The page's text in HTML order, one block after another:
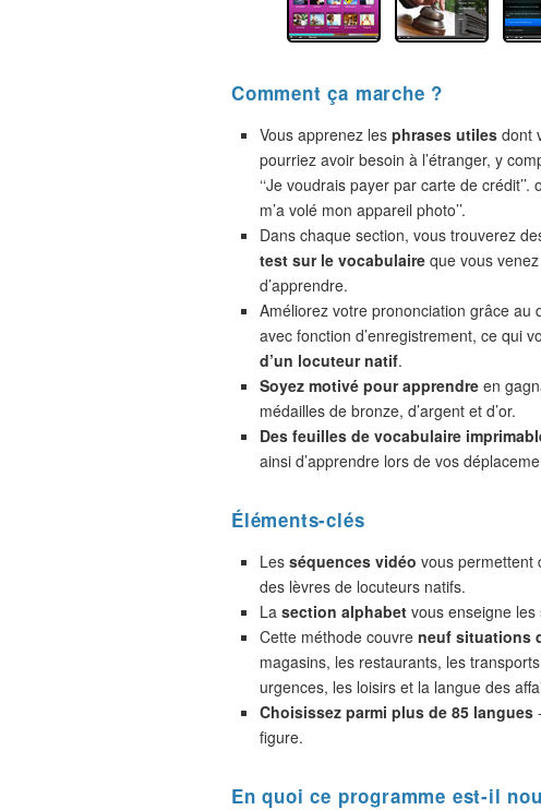
Comment ça marche ?
Vous apprenez les phrases utiles dont
pourriez avoir besoin à l’étranger, y
‘‘Je voudrais payer par carte de crédit’’.
m’a volé mon appareil photo’’.
Dans chaque section, vous trouverez
test sur le vocabulaire que vous venez
d’apprendre.
Améliorez votre prononciation grâce au
avec fonction d’enregistrement, ce qui
d’un locuteur natif.
Soyez motivé pour apprendre en
médailles de bronze, d’argent et d’or.
Des feuilles de vocabulaire
ainsi d’apprendre lors de vos
Éléments-clés
Les séquences vidéo vous permettent
des lèvres de locuteurs natifs.
La section alphabet vous enseigne les
Cette méthode couvre neuf situations
magasins, les restaurants, les
urgences, les loisirs et la langue des
Choisissez parmi plus de 85 langues -
figure.
En quoi ce programme est-il